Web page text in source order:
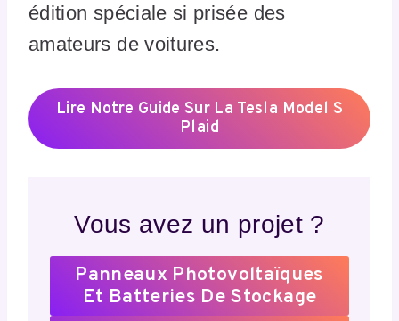
édition spéciale si prisée des
amateurs de voitures.
Lire Notre Guide Sur La Tesla Model S
Plaid
Vous avez un projet ?
Panneaux Photovoltaïques
Et Batteries De Stockage